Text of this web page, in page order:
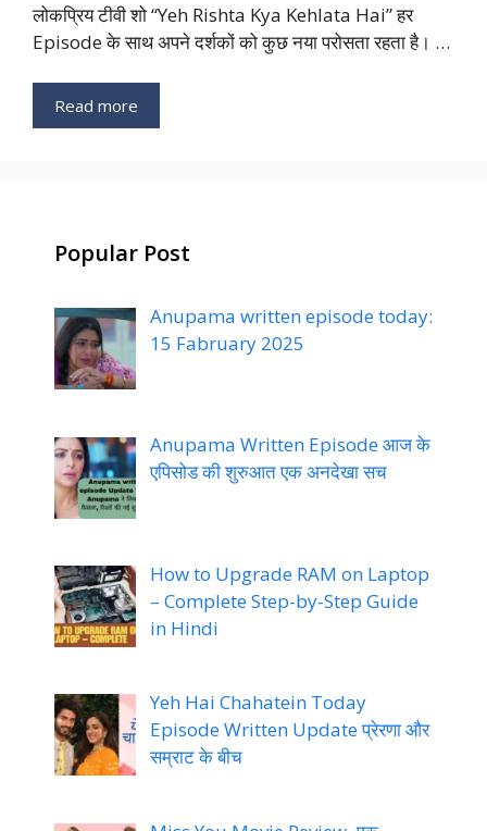
लोकप्रिय टीवी शो “Yeh Rishta Kya Kehlata Hai” हर
Episode के साथ अपने दर्शकों को कुछ नया परोसता रहता है। …
Read more
Popular Post
Anupama written episode today:
15 Fabruary 2025
Anupama Written Episode आज के
एपिसोड की शुरुआत एक अनदेखा सच
How to Upgrade RAM on Laptop
– Complete Step-by-Step Guide
in Hindi
Yeh Hai Chahatein Today
Episode Written Update प्रेरणा और
सम्राट के बीच